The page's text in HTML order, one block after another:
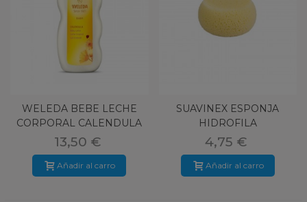
WELEDA BEBE LECHE
CORPORAL CALENDULA
200ML
13,50 €
Añadir al carro
SUAVINEX ESPONJA
HIDROFILA
4,75 €
Añadir al carro